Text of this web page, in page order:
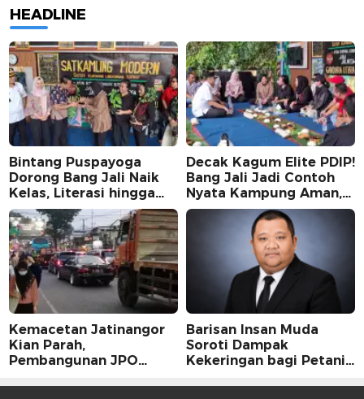
HEADLINE
Bintang Puspayoga
Dorong Bang Jali Naik
Kelas, Literasi hingga
UMKM Digital Jadi
Fokus
Decak Kagum Elite PDIP!
Bang Jali Jadi Contoh
Nyata Kampung Aman,
Bersih, dan Mandiri
Kemacetan Jatinangor
Kian Parah,
Pembangunan JPO
Barisan Insan Muda
Soroti Dampak
Kekeringan bagi Petani,